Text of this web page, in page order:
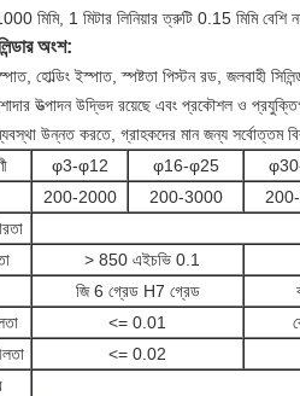
মিমি, 1 মিটার লিনিয়ার ত্রুটি 0.15 মিমি বেশি
অংশ:
হোল্ডিং ইস্পাত, স্পষ্টতা পিস্টন রড, জলবাহী
উত্পাদন উদ্ভিদ রয়েছে এবং প্রকৌশল ও
উন্নত করতে, গ্রাহকদের মান জন্য সর্বোত্তম
φ3-φ12 φ16-φ25
200-2000 200-3000
> 850 এইচভি 0.1
জি 6 গ্রেড H7 গ্রেড
<= 0.01
<= 0.02